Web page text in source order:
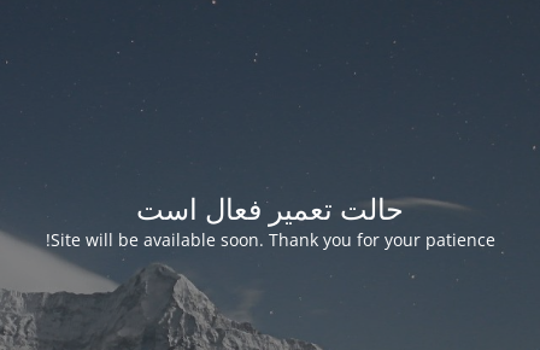
حالت تعمیر فعال است
Site will be available soon. Thank you for your patience!